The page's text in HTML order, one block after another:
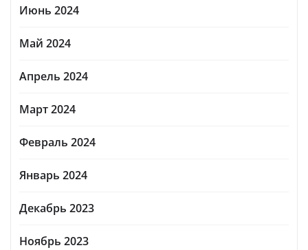
Июнь 2024
Май 2024
Апрель 2024
Март 2024
Февраль 2024
Январь 2024
Декабрь 2023
Ноябрь 2023